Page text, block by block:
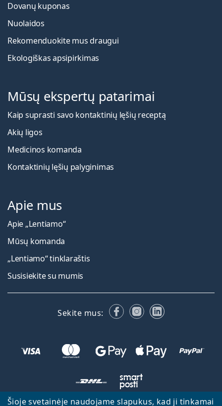
Šioje svetainėje naudojame slapukus, kad ji tinkamai
Dovanų kuponas
Nuolaidos
Rekomenduokite mus draugui
Ekologiškas apsipirkimas
Mūsų ekspertų patarimai
Kaip suprasti savo kontaktinių lęšių receptą
Akių ligos
Medicinos komanda
Kontaktinių lęšių palyginimas
Apie mus
Apie „Lentiamo“
Mūsų komanda
„Lentiamo“ tinklaraštis
Susisiekite su mumis
Sekite mus: FacebookInstagram
LinkedIn